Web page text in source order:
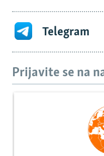
Telegram
Prijavite se na